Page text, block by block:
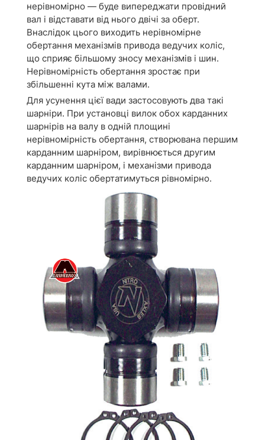
нерівномірно — буде випереджати провідний
вал і відставати від нього двічі за оберт.
Внаслідок цього виходить нерівномірне
обертання механізмів привода ведучих коліс,
що сприяє більшому зносу механізмів і шин.
Нерівномірність обертання зростає при
збільшенні кута між валами.
Для усунення цієї вади застосовують два такі
шарніри. При установці вилок обох карданних
шарнірів на валу в одній площині
нерівномірність обертання, створювана першим
карданним шарніром, вирівнюється другим
карданним шарніром, і механізми привода
ведучих коліс обертатимуться рівномірно.